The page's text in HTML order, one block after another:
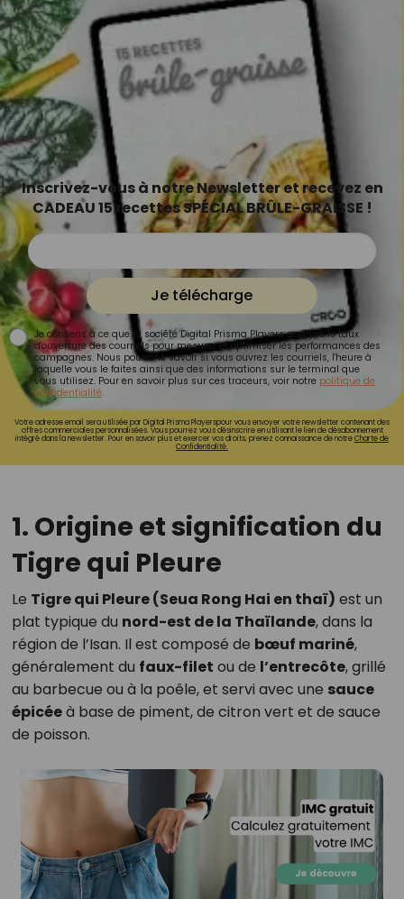
Inscrivez-vous à notre Newsletter et recevez en
CADEAU 15 recettes SPÉCIAL BRÛLE-GRAISSE !
Je télécharge
Je consens à ce que la société Digital Prisma Players analyse le taux
d'ouverture des courriels pour mesurer et optimiser les performances des
campagnes. Nous pourrons savoir si vous ouvrez les courriels, l'heure à
laquelle vous le faites ainsi que des informations sur le terminal que
vous utilisez. Pour en savoir plus sur ces traceurs, voir notre politique de
confidentialité.
Votre adresse email sera utilisée par Digital Prisma Playerspour vous envoyer votre newsletter contenant des
offres commerciales personnalisées. Vous pourrez vous désinscrire en utilisant le lien de désabonnement
intégré dans la newsletter. Pour en savoir plus et exercer vos droits, prenez connaissance de notreCharte de
Confidentialité.
1. Origine et signification du
Tigre qui Pleure
Le Tigre qui Pleure (Seua Rong Hai en thaï) est un
plat typique du nord-est de la Thaïlande, dans la
région de l’Isan. Il est composé de bœuf mariné,
généralement du faux-filet ou de l’entrecôte, grillé
au barbecue ou à la poêle, et servi avec une sauce
épicéeà base de piment, de citron vert et de sauce
de poisson.